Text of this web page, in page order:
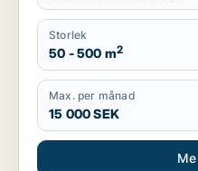
Storlek
50 - 500 m2
Max. per månad
15 000 SEK